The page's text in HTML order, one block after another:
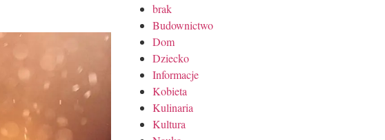
brak
Budownictwo
Dom
Dziecko
Informacje
Kobieta
Kulinaria
Kultura